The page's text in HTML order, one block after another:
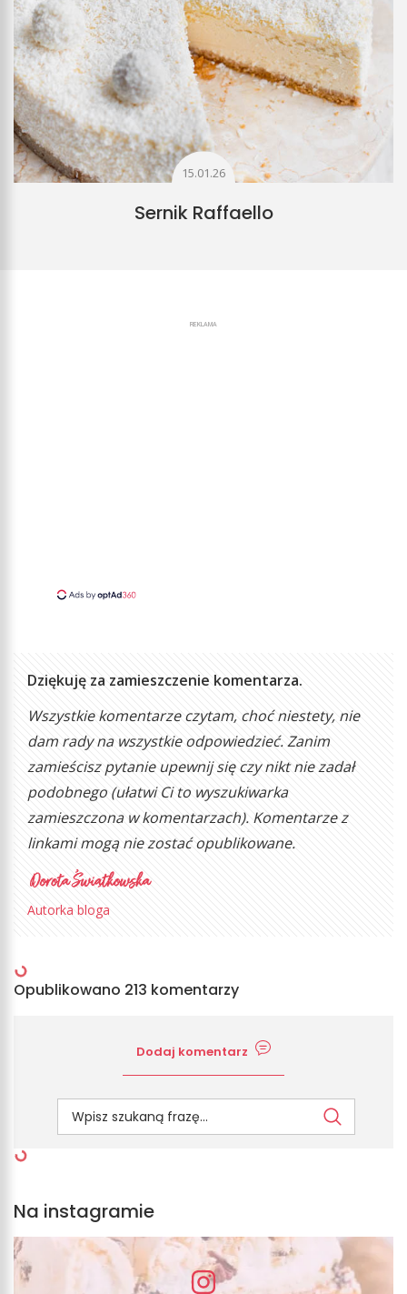
15.01.26
Sernik Raffaello
REKLAMA
Dziękuję za zamieszczenie komentarza.
Wszystkie komentarze czytam, choć niestety, nie
dam rady na wszystkie odpowiedzieć. Zanim
zamieścisz pytanie upewnij się czy nikt nie zadał
podobnego (ułatwi Ci to wyszukiwarka
zamieszczona w komentarzach). Komentarze z
linkami mogą nie zostać opublikowane.
Autorka bloga
Opublikowano 213 komentarzy
Dodaj komentarz
Na instagramie